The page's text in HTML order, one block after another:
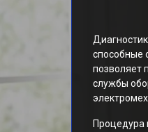
способные
позволяет
службы
Процедура